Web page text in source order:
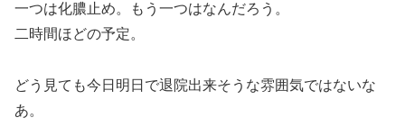
一つは化膿止め。もう一つはなんだろう。
二時間ほどの予定。
どう見ても今日明日で退院出来そうな雰囲気ではないな
あ。